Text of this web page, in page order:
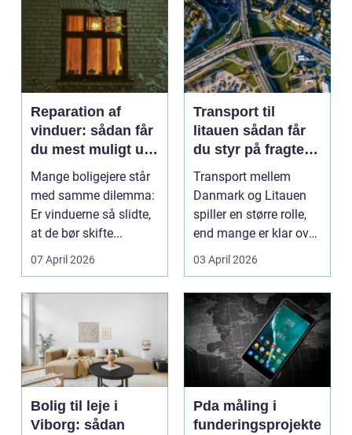
Reparation af
vinduer: sådan får
du mest muligt ud
af dine gamle
vinduer
Mange boligejere står
med samme dilemma:
Er vinduerne så slidte,
at de bør skifte...
07 April 2026
Transport til
litauen sådan får
du styr på fragten
til baltikum
Transport mellem
Danmark og Litauen
spiller en større rolle,
end mange er klar over.
Litauen er et n...
03 April 2026
Bolig til leje i
Viborg: sådan
Pda måling i
funderingsprojekte